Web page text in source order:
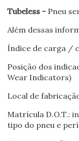
Tubeless - Pneu
Além dessas
Índice de carga /
Posição dos
Wear Indicators)
Local de
Matrícula D.O.T.:
tipo do pneu e